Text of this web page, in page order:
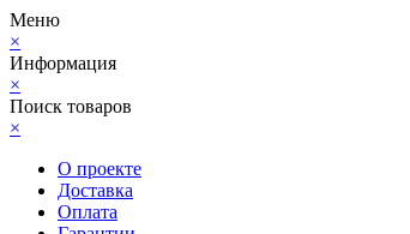
Меню
×
Информация
×
Поиск товаров
×
О проекте
Доставка
Оплата